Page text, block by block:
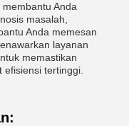
Anda
masalah,
Anda memesan
layanan
memastikan
tertinggi.